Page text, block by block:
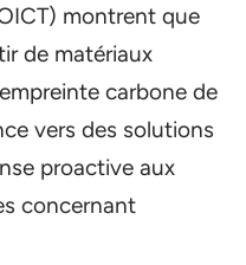
montrent que
de matériaux
carbone de
vers des solutions
proactive aux
concernant